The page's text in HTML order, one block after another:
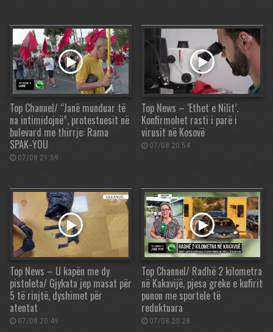
Top Channel/ “Janë munduar të
na intimidojnë”, protestuesit në
bulevard me thirrje: Rama
SPAK-YOU
07/08 21:59
Top News – ‘Ethet e Nilit’.
Konfirmohet rasti i parë i
virusit në Kosovë
07/08 20:54
Top News – U kapën me dy
pistoleta/ Gjykata jep masat për
5 të rinjtë, dyshimet për
atentat
07/08 20:49
Top Channel/ Radhë 2 kilometra
në Kakavijë, pjesa greke e kufirit
punon me sportele të
reduktuara
07/08 20:28